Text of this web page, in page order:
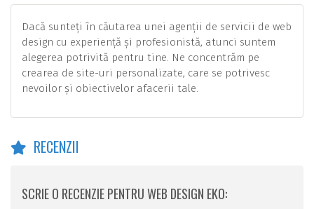
Dacă sunteți în căutarea unei agenții de servicii de web
design cu experiență și profesionistă, atunci suntem
alegerea potrivită pentru tine. Ne concentrăm pe
crearea de site-uri personalizate, care se potrivesc
nevoilor și obiectivelor afacerii tale.
RECENZII
SCRIE O RECENZIE PENTRU WEB DESIGN EKO: